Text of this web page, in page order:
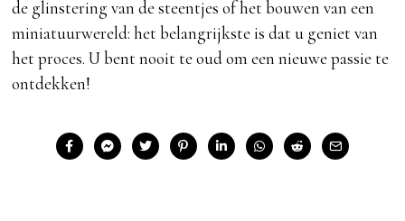
de glinstering van de steentjes of het bouwen van een
miniatuurwereld: het belangrijkste is dat u geniet van
het proces. U bent nooit te oud om een nieuwe passie te
ontdekken!